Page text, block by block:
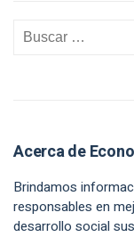
Acerca de
Brindamos
responsables en
desarrollo social